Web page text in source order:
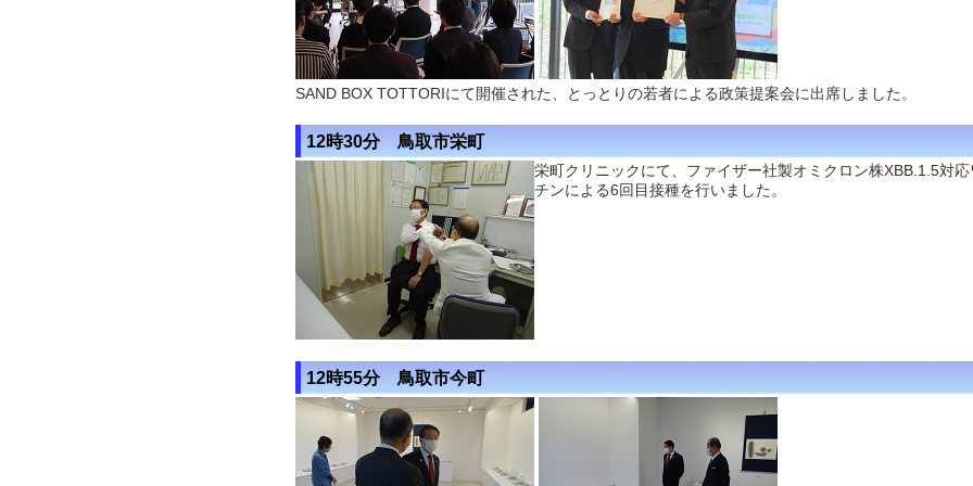
SAND BOX TOTTORIにて開催された、とっとりの若者による政策提案会に出席しました。
12時30分 鳥取市栄町
栄町クリニックにて、ファイザー社製オミクロン株XBB.1.5対応
チンによる6回目接種を行いました。
12時55分 鳥取市今町